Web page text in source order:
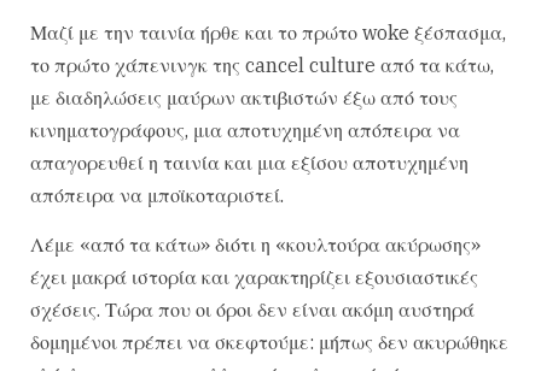
Μαζί με την ταινία ήρθε και το πρώτο woke ξέσπασμα,
το πρώτο χάπενινγκ της cancel culture από τα κάτω,
με διαδηλώσεις μαύρων ακτιβιστών έξω από τους
κινηματογράφους, μια αποτυχημένη απόπειρα να
απαγορευθεί η ταινία και μια εξίσου αποτυχημένη
απόπειρα να μποϊκοταριστεί.
Λέμε «από τα κάτω» διότι η «κουλτούρα ακύρωσης»
έχει μακρά ιστορία και χαρακτηρίζει εξουσιαστικές
σχέσεις. Τώρα που οι όροι δεν είναι ακόμη αυστηρά
δομημένοι πρέπει να σκεφτούμε: μήπως δεν ακυρώθηκε